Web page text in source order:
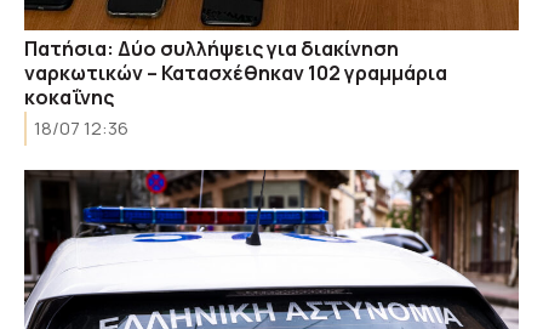
Πατήσια: Δύο συλλήψεις για διακίνηση
ναρκωτικών – Κατασχέθηκαν 102 γραμμάρια
κοκαΐνης
18/07 12:36